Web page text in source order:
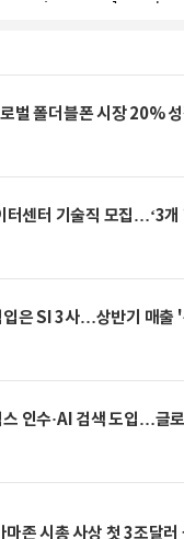
벌 폴더블폰 시장 20%
터센터 기술직 모집…‘3개
입은 SI 3사…상반기 매출
인수·AI 검색 도입…글
존 시총 사상 첫 3조달러